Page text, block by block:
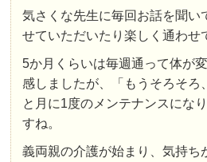
気さくな先生に毎回お話を聞い
せていただいたり楽しく通わせ
5か月くらいは毎週通って体が
感しましたが、「もうそろそろ
と月に1度のメンテナンスにな
すね。
義両親の介護が始まり、気持ち